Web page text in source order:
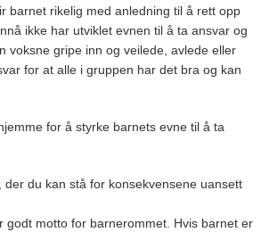
barnet rikelig med anledning til å rett opp
ikke har utviklet evnen til å ta ansvar og
voksne gripe inn og veilede, avlede eller
for at alle i gruppen har det bra og kan
for å styrke barnets evne til å ta
der du kan stå for konsekvensene uansett
godt motto for barnerommet. Hvis barnet er